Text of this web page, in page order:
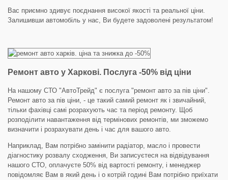
Вас приємно здивує поєднання високої якості та реальної ціни.
Залишивши автомобіль у нас, Ви будете задоволені результатом!
Ремонт авто у Харкові. Послуга -50% від ціни
На нашому СТО "АвтоТрейд" є послуга "ремонт авто за пів ціни".
Ремонт авто за пів ціни, - це такий самий ремонт як і звичайний,
тільки фахівці самі розрахують час та період ремонту. Щоб
розподілити навантаження від термінових ремонтів, ми зможемо
визначити і розрахувати день і час для вашого авто.
Наприклад, Вам потрібно замінити радіатор, масло і провести
діагностику розвалу сходження, Ви записуєтеся на відвідування
нашого СТО, оплачуєте 50% від вартості ремонту, і менеджер
повідомляє Вам в який день і о котрій годині Вам потрібно приїхати